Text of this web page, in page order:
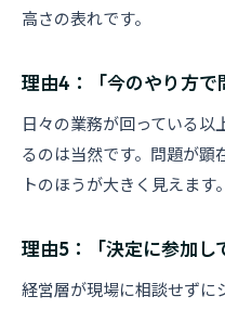
高さの表れです。
理由4：「今のやり方で
日々の業務が回っている以
るのは当然です。問題が顕
トのほうが大きく見えます。
理由5：「決定に参加し
経営層が現場に相談せずに